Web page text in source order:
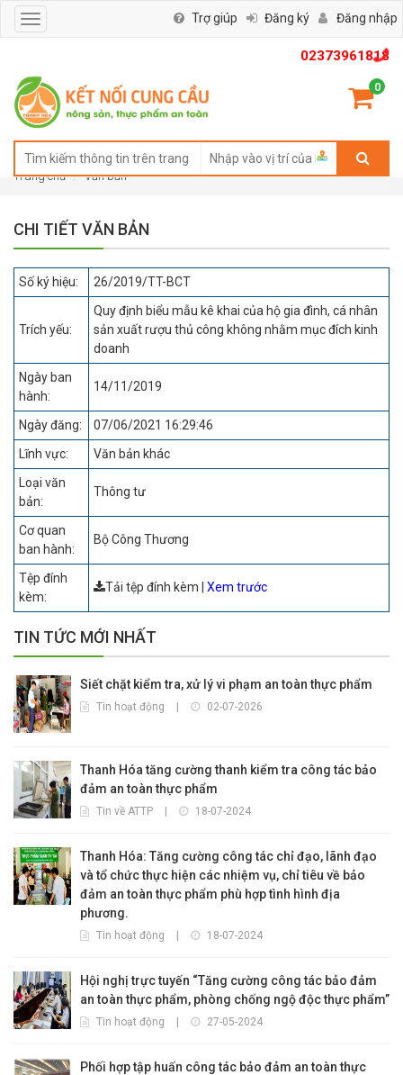
02373961818
0
Toggle
navigation
Trợ giúp Đăng ký Đăng nhập
Trang chủ Văn bản
CHI TIẾT VĂN BẢN
Số ký hiệu: 26/2019/TT-BCT
Trích yếu:
Quy định biểu mẫu kê khai của hộ gia đình, cá nhân
sản xuất rượu thủ công không nhằm mục đích kinh
doanh
Ngày ban
hành:
14/11/2019
Ngày đăng:
07/06/2021 16:29:46
Lĩnh vực:
Văn bản khác
Loại văn
bản:
Thông tư
Cơ quan
ban hành:
Bộ Công Thương
Tệp đính
kèm:
Tải tệp đính kèm Xem trước
TIN TỨC MỚI NHẤT
Siết chặt kiểm tra, xử lý vi phạm an toàn thực phẩm
Tin hoạt động 02-07-2026
Thanh Hóa tăng cường thanh kiểm tra công tác bảo
đảm an toàn thực phẩm
Tin về ATTP 18-07-2024
Thanh Hóa: Tăng cường công tác chỉ đạo, lãnh đạo
và tổ chức thực hiện các nhiệm vụ, chỉ tiêu về bảo
đảm an toàn thực phẩm phù hợp tình hình địa
phương.
Tin hoạt động 18-07-2024
Hội nghị trực tuyến “Tăng cường công tác bảo đảm
an toàn thực phẩm, phòng chống ngộ độc thực phẩm”
Tin hoạt động 27-05-2024
Phối hợp tập huấn công tác bảo đảm an toàn thực